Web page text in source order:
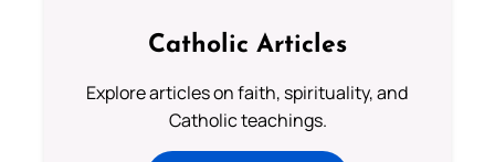
Catholic Articles
Explore articles on faith, spirituality, and
Catholic teachings.